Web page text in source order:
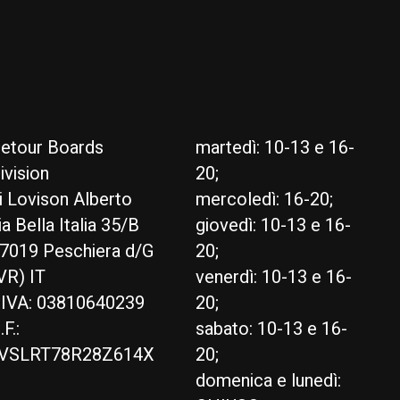
Boards
Lovison Alberto
Bella Italia 35/B
Peschiera d/G
IT
03810640239
martedì: 10-13 e 16-
20;
mercoledì: 16-20;
giovedì: 10-13 e 16-
20;
venerdì: 10-13 e 16-
20;
sabato: 10-13 e 16-
20;
domenica e lunedì: